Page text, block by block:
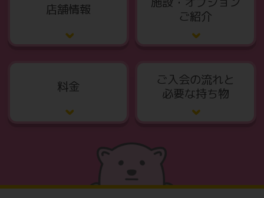
店舗情報
ご紹介
料金
ご入会の流れと
必要な持ち物